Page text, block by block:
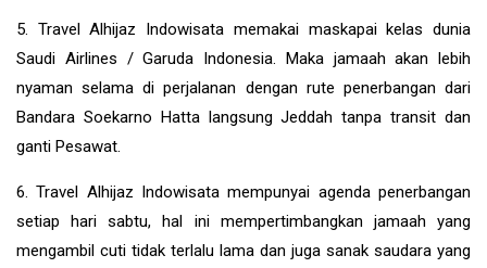
5. Travel Alhijaz Indowisata memakai maskapai kelas dunia
Saudi Airlines / Garuda Indonesia. Maka jamaah akan lebih
nyaman selama di perjalanan dengan rute penerbangan dari
Bandara Soekarno Hatta langsung Jeddah tanpa transit dan
ganti Pesawat.
6. Travel Alhijaz Indowisata mempunyai agenda penerbangan
setiap hari sabtu, hal ini mempertimbangkan jamaah yang
mengambil cuti tidak terlalu lama dan juga sanak saudara yang